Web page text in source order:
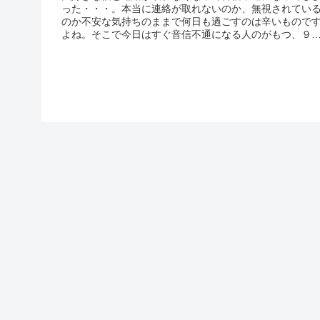
った・・・。本当に連絡が取れないのか、無視されている
のか不安な気持ちのままで何日も過ごすのは辛いものです
よね。そこで今日はすぐ音信不通になる人のがもつ、９つ